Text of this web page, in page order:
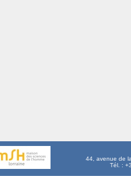
44, avenue de
Tél. :